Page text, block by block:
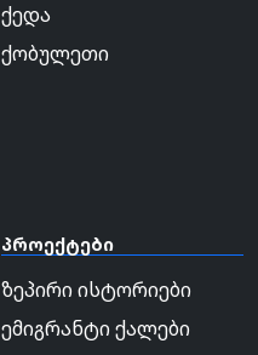
ქედა
ქობულეთი
პროექტები
ზეპირი ისტორიები
ემიგრანტი ქალები